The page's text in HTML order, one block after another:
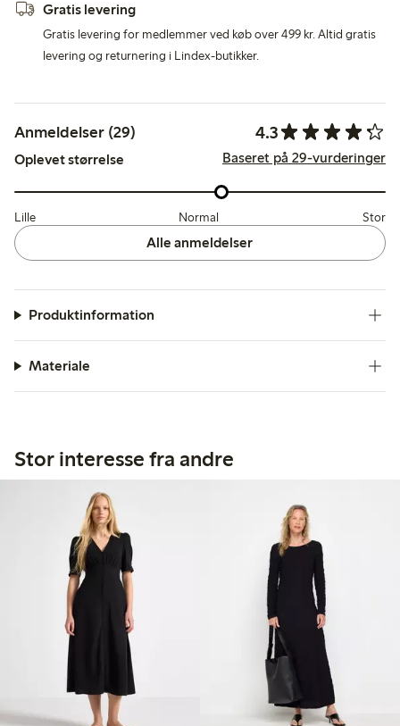
Gratis levering
Gratis levering for medlemmer ved køb over 499 kr. Altid gratis
levering og returnering i Lindex-butikker.
Anmeldelser (29) 4.3
Oplevet størrelse Baseret på 29-vurderinger
Lille Normal Stor
Alle anmeldelser
Produktinformation
Materiale
Stor interesse fra andre